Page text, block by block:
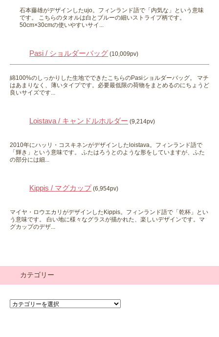
石本藤雄がデザインしたujo。フィンランド語で「内気な」という意味
です。 こちらのタオルは白とブルーの細いストライプ柄です。
50cm×30cmの使いやすいサイ...
Pasi / ショルダーバッグ (10,009pv)
綿100%のしっかりした生地でできたこちらのPasiショルダーバッグ。 マチ
はあまりなく、薄いタイプです。必要最低限の荷物をまとめるのにちょうど
良いサイズです...
Loistava / キャンドルホルダー (9,214pv)
2010年にハッリ・コスキネンがデザインしたloistava。フィンランド語で
「輝き」という意味です。 ふたはろうとのような形をしていますが、ふた
の部分には細...
Kippis / マグカップ (6,954pv)
マイヤ・ロウエカリがデザインしたKippis。フィンランド語で「乾杯」とい
う意味です。 白い地に様々なグラスが描かれた、楽しいデザインです。マ
グカップのデザ...
カテゴリー
カ
テ